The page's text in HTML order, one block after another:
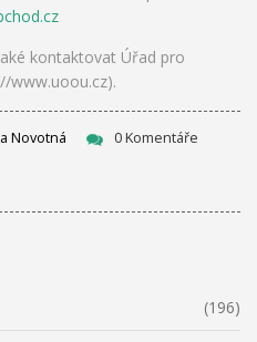
kontaktovat Úřad pro
www.uoou.cz).
Novotná 0 Komentáře
(196)